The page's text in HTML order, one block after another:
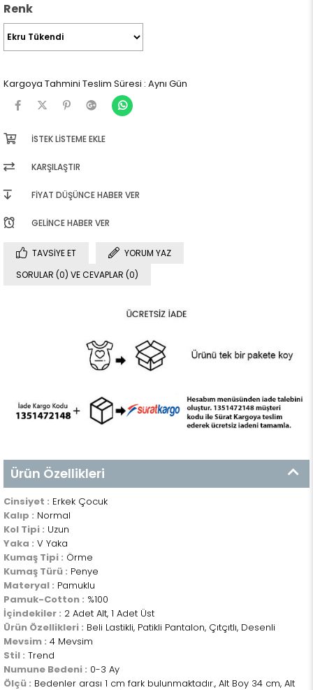
Renk
Kargoya Tahmini Teslim Süresi : Aynı Gün
İSTEK LISTEME EKLE
KARŞILAŞTIR
FIYAT DÜŞÜNCE HABER VER
GELINCE HABER VER
TAVSIYE ET
YORUM YAZ
SORULAR (0) VE CEVAPLAR (0)
Ürün Özellikleri
Cinsiyet : Erkek Çocuk
Kalıp : Normal
Kol Tipi : Uzun
Yaka : V Yaka
Kumaş Tipi : Örme
Kumaş Türü : Penye
Materyal : Pamuklu
Pamuk-Cotton : %100
İçindekiler : 2 Adet Alt, 1 Adet Üst
Ürün Özellikleri : Beli Lastikli, Patikli Pantalon, Çıtçıtlı, Desenli
Mevsim : 4 Mevsim
Stil : Trend
Numune Bedeni : 0-3 Ay
Ölçü : Bedenler arası 1 cm fark bulunmaktadır., Alt Boy 34 cm, Alt